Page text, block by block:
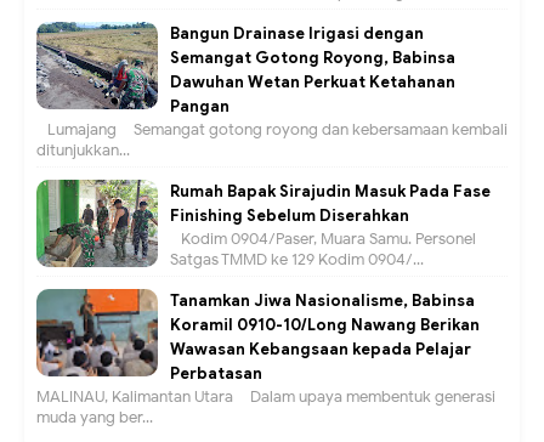
Bangun Drainase Irigasi dengan
Semangat Gotong Royong, Babinsa
Dawuhan Wetan Perkuat Ketahanan
Pangan
Lumajang – Semangat gotong royong dan kebersamaan kembali
ditunjukkan...
Rumah Bapak Sirajudin Masuk Pada Fase
Finishing Sebelum Diserahkan
Kodim 0904/Paser, Muara Samu. Personel
Satgas TMMD ke 129 Kodim 0904/...
Tanamkan Jiwa Nasionalisme, Babinsa
Koramil 0910-10/Long Nawang Berikan
Wawasan Kebangsaan kepada Pelajar
Perbatasan
MALINAU, Kalimantan Utara – Dalam upaya membentuk generasi
muda yang ber...